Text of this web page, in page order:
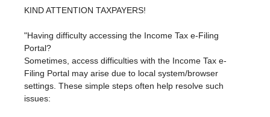
KIND ATTENTION TAXPAYERS!
"Having difficulty accessing the Income Tax e-Filing
Portal?
Sometimes, access difficulties with the Income Tax e-
Filing Portal may arise due to local system/browser
settings. These simple steps often help resolve such
issues: